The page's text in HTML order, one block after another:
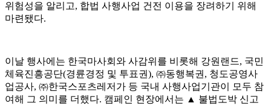
위험성을 알리고, 합법 사행사업 건전 이용을 장려하기 위해
마련됐다.
이날 행사에는 한국마사회와 사감위를 비롯해 강원랜드, 국민
체육진흥공단(경륜경정 및 투표권), ㈜동행복권, 청도공영사
업공사, ㈜한국스포츠레저가 등 국내 사행사업기관이 모두 참
여해 그 의미를 더했다. 캠페인 현장에서는 ▲ 불법도박 신고